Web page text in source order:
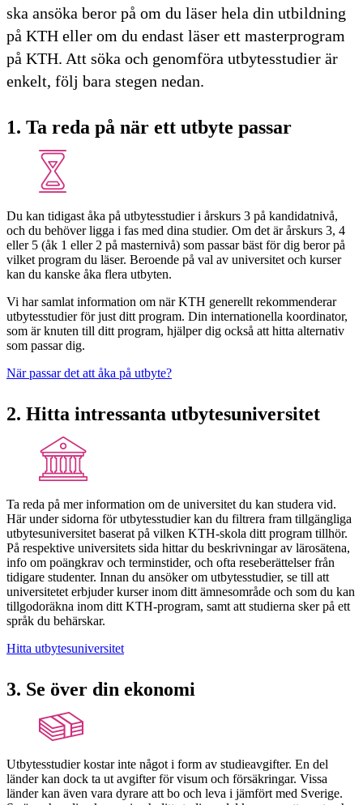
ska ansöka beror på om du läser hela din utbildning
på KTH eller om du endast läser ett masterprogram
på KTH. Att söka och genomföra utbytesstudier är
enkelt, följ bara stegen nedan.
1. Ta reda på när ett utbyte passar
Du kan tidigast åka på utbytesstudier i årskurs 3 på kandidatnivå,
och du behöver ligga i fas med dina studier. Om det är årskurs 3, 4
eller 5 (åk 1 eller 2 på masternivå) som passar bäst för dig beror på
vilket program du läser. Beroende på val av universitet och kurser
kan du kanske åka flera utbyten.
Vi har samlat information om när KTH generellt rekommenderar
utbytesstudier för just ditt program. Din internationella koordinator,
som är knuten till ditt program, hjälper dig också att hitta alternativ
som passar dig.
När passar det att åka på utbyte?
2. Hitta intressanta utbytesuniversitet
Ta reda på mer information om de universitet du kan studera vid.
Här under sidorna för utbytesstudier kan du filtrera fram tillgängliga
utbytesuniversitet baserat på vilken KTH-skola ditt program tillhör.
På respektive universitets sida hittar du beskrivningar av lärosätena,
info om poängkrav och terminstider, och ofta reseberättelser från
tidigare studenter. Innan du ansöker om utbytesstudier, se till att
universitetet erbjuder kurser inom ditt ämnesområde och som du kan
tillgodoräkna inom ditt KTH-program, samt att studierna sker på ett
språk du behärskar.
Hitta utbytesuniversitet
3. Se över din ekonomi
Utbytesstudier kostar inte något i form av studieavgifter. En del
länder kan dock ta ut avgifter för visum och försäkringar. Vissa
länder kan även vara dyrare att bo och leva i jämfört med Sverige.